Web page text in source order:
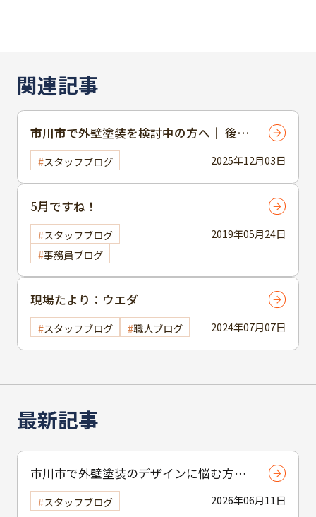
最新記事
市川市で外壁塗装のデザインに悩む方へ
｜ 色選びの失敗を防ぐポイント
2026年06月11日
スタッフブログ
関連記事
2025年12月03日
市川市で外壁塗装を検討中の方へ｜ 後悔
しないための “プラン選び” 完全ガイド
スタッフブログ
2019年05月24日
5月ですね！
スタッフブログ
事務員ブログ
2024年07月07日
現場たより：ウエダ
スタッフブログ 職人ブログ